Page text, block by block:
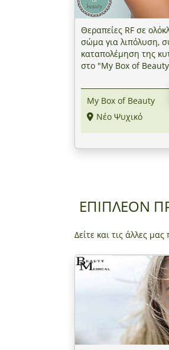
Θεραπείες RF σε
σώμα για λιπόλυση,
καταπολέμηση της
στο "My Box of
My Box of Beauty
Νέο Ψυχικό
ΕΠΙΠΛΕΟΝ
Δείτε και τις άλλες